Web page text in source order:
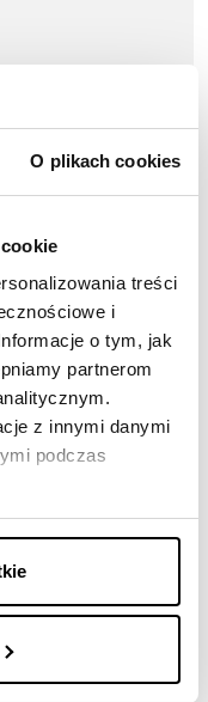
O plikach cookies
treści
i
o tym, jak
partnerom
z innymi danymi
podczas
NAGRODY